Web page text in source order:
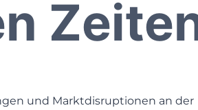
und Marktdisruptionen an der